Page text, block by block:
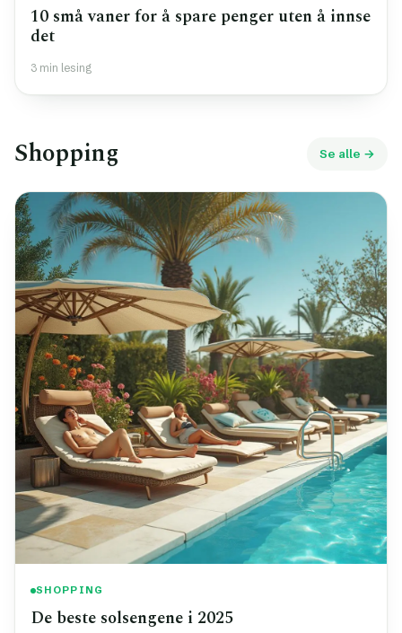
10 små vaner for å spare penger uten å innse
det
3 min lesing
Shopping Se alle →
SHOPPING
De beste solsengene i 2025